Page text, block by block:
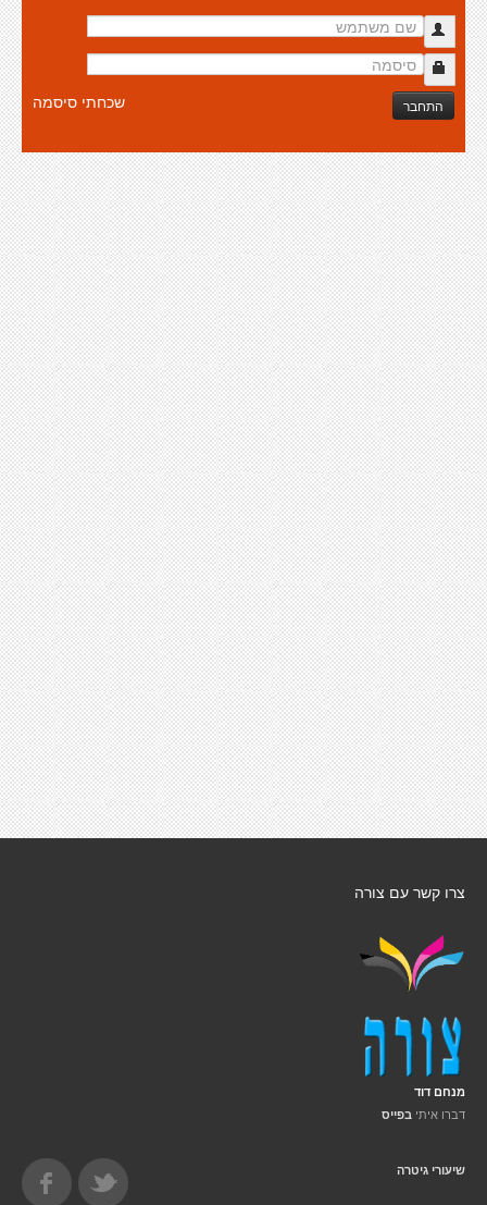
התחבר שכחתי סיסמה
צרו קשר עם צורה
מנחם דוד
דברו איתי בפייס
שיעורי גיטרה